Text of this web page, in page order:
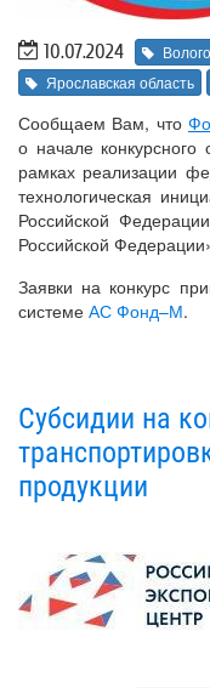
10.07.2024
Ярославская область
Сообщаем Вам, что
о начале
рамках реализации
технологическая
Российской
Российской
Заявки на конкурс
системе АС Фонд–М.
Субсидии на
продукции